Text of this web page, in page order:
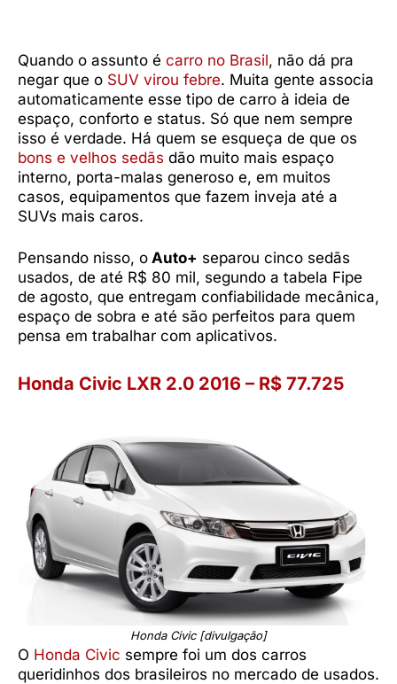
Quando o assunto é carro no Brasil, não dá pra
negar que o SUV virou febre. Muita gente associa
automaticamente esse tipo de carro à ideia de
espaço, conforto e status. Só que nem sempre
isso é verdade. Há quem se esqueça de que os
bons e velhos sedãs dão muito mais espaço
interno, porta-malas generoso e, em muitos
casos, equipamentos que fazem inveja até a
SUVs mais caros.
Pensando nisso, o Auto+ separou cinco sedãs
usados, de até R$ 80 mil, segundo a tabela Fipe
de agosto, que entregam confiabilidade mecânica,
espaço de sobra e até são perfeitos para quem
pensa em trabalhar com aplicativos.
Honda Civic LXR 2.0 2016 – R$ 77.725
Honda Civic [divulgação]
O Honda Civic sempre foi um dos carros
queridinhos dos brasileiros no mercado de usados.